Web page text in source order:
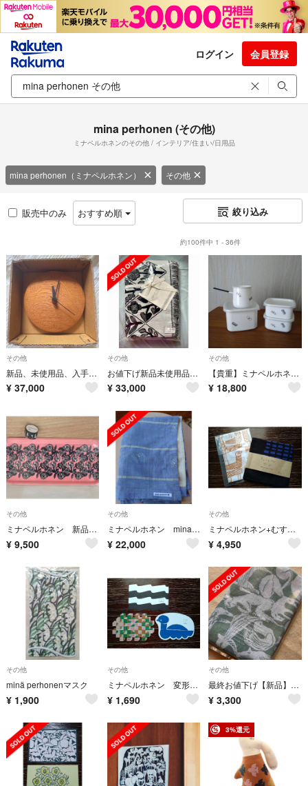
ログイン 会員登録
mina perhonen (その他)
ミナペルホネンのその他 / インテリア/住まい/日用品
mina perhonen（ミナペルホネン） その他
販売中のみ おすすめ順 絞り込み
約100件中 1 - 36件
その他
新品、未使用品、入手困難、三谷龍二 時計 小
¥ 37,000
その他
お値下げ新品未使用品、鹿児島睦KUKATブランケッLAPUAN KANKURIT
¥ 33,000
その他
【貴重】ミナペルホネン 野田琺瑯 4点セット
¥ 18,800
その他
ミナペルホネン 新品未使用限定品 rozyトレイ&trollマスキングテープ
¥ 9,500
その他
ミナペルホネン mina perhonen マルチカバー ブランケット
¥ 22,000
その他
ミナペルホネン+むす美 soracheck風呂敷＆mingling手拭い
¥ 4,950
その他
minä perhonenマスク
¥ 1,900
その他
ミナペルホネン 変形ポストカード3枚セット wind flag＆kuutio
¥ 1,690
その他
最終お値下げ【新品】minä perhonen マルチリネンクロス
¥ 3,300
3%還元